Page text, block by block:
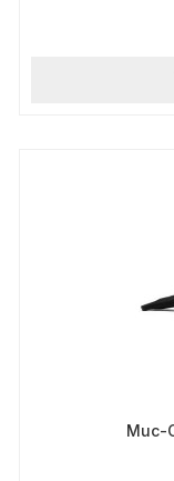
Muc-